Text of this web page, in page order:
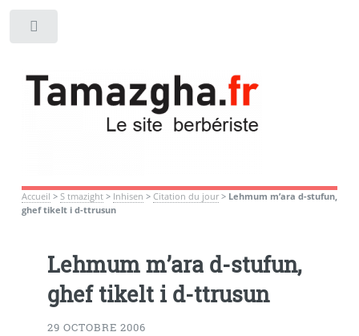
Accueil > S tmazight> Inhisen > Citation du jour> Lehmum m’ara d-stufun,
ghef tikelt i d-ttrusun
Lehmum m’ara d-stufun,
ghef tikelt i d-ttrusun
29 OCTOBRE 2006